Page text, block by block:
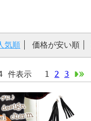
気順 価格が安い順
件表示 1 2 3